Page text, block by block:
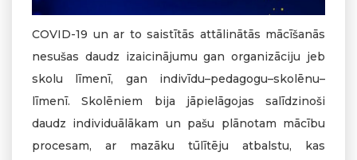
COVID-19 un ar to saistītās attālinātās mācīšanās
nesušas daudz izaicinājumu gan organizāciju jeb
skolu līmenī, gan indivīdu–pedagogu–skolēnu–
līmenī. Skolēniem bija jāpielāgojas salīdzinoši
daudz individuālākam un pašu plānotam mācību
procesam, ar mazāku tūlītēju atbalstu, kas